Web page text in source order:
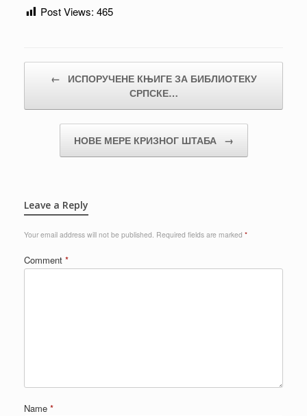
Post Views: 465
←
ИСПОРУЧЕНЕ КЊИГЕ ЗА БИБЛИОТЕКУ
СРПСКЕ…
НОВЕ МЕРЕ КРИЗНОГ ШТАБА →
Leave a Reply
Your email address will not be published. Required fields are marked *
Comment *
Name *